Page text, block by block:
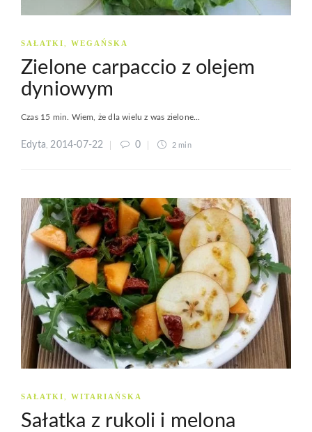
SAŁATKI, WEGAŃSKA
Zielone carpaccio z olejem
dyniowym
Czas 15 min. Wiem, że dla wielu z was zielone...
Edyta,2014-07-22 0 2 min
SAŁATKI WITARIAŃSKA
Sałatka z rukoli i melona